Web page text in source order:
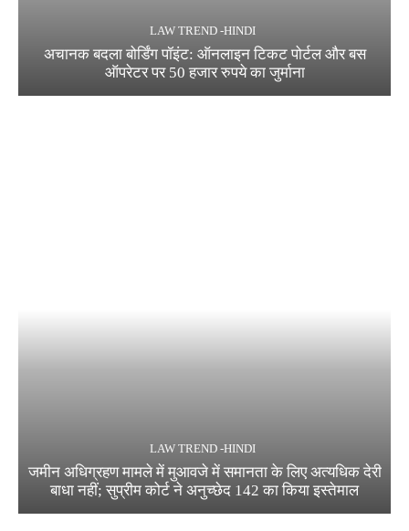
LAW TREND -HINDI
अचानक बदला बोर्डिंग पॉइंट: ऑनलाइन टिकट पोर्टल और बस
ऑपरेटर पर 50 हजार रुपये का जुर्माना
LAW TREND -HINDI
जमीन अधिग्रहण मामले में मुआवजे में समानता के लिए अत्यधिक देरी
बाधा नहीं; सुप्रीम कोर्ट ने अनुच्छेद 142 का किया इस्तेमाल